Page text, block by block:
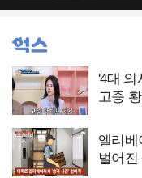
'4대 의
고종
엘리
벌어진